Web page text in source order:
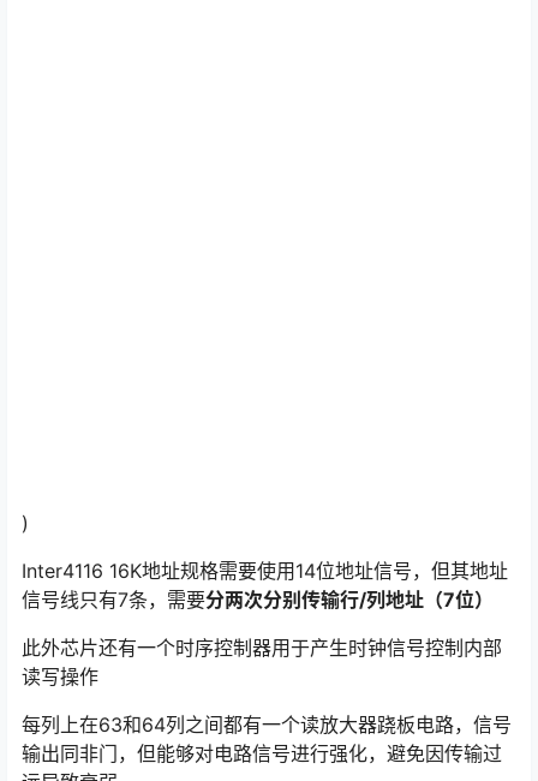
)
Inter4116 16K地址规格需要使用14位地址信号，但其地址
信号线只有7条，需要分两次分别传输行/列地址（7位）
此外芯片还有一个时序控制器用于产生时钟信号控制内部
读写操作
每列上在63和64列之间都有一个读放大器跷板电路，信号
输出同非门，但能够对电路信号进行强化，避免因传输过